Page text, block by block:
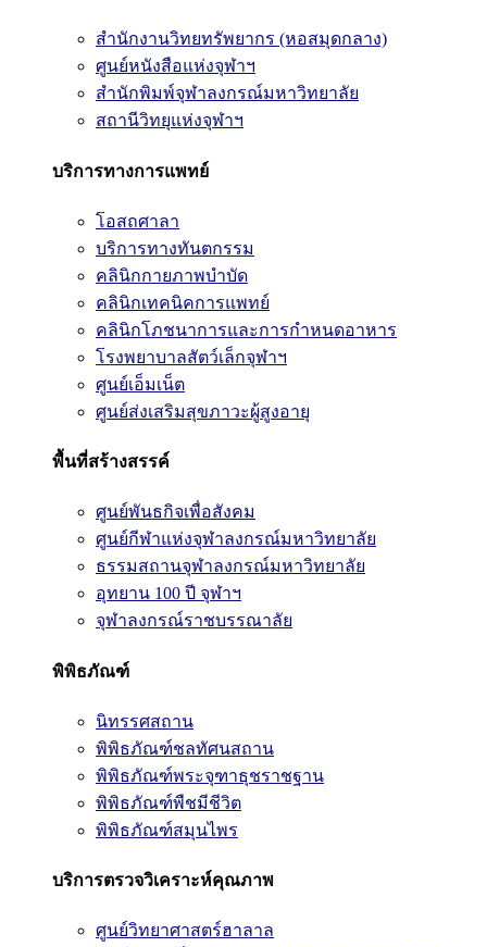
สำนักงานวิทยทรัพยากร (หอสมุดกลาง)
ศูนย์หนังสือแห่งจุฬาฯ
สำนักพิมพ์จุฬาลงกรณ์มหาวิทยาลัย
สถานีวิทยุแห่งจุฬาฯ
บริการทางการแพทย์
โอสถศาลา
บริการทางทันตกรรม
คลินิกกายภาพบำบัด
คลินิกเทคนิคการแพทย์
คลินิกโภชนาการและการกำหนดอาหาร
โรงพยาบาลสัตว์เล็กจุฬาฯ
ศูนย์เอ็มเน็ต
ศูนย์ส่งเสริมสุขภาวะผู้สูงอายุ
พื้นที่สร้างสรรค์
ศูนย์พันธกิจเพื่อสังคม
ศูนย์กีฬาแห่งจุฬาลงกรณ์มหาวิทยาลัย
ธรรมสถานจุฬาลงกรณ์มหาวิทยาลัย
อุทยาน 100 ปี จุฬาฯ
จุฬาลงกรณ์ราชบรรณาลัย
พิพิธภัณฑ์
นิทรรศสถาน
พิพิธภัณฑ์ชลทัศนสถาน
พิพิธภัณฑ์พระจุฑาธุชราชฐาน
พิพิธภัณฑ์พืชมีชีวิต
พิพิธภัณฑ์สมุนไพร
บริการตรวจวิเคราะห์คุณภาพ
ศูนย์วิทยาศาสตร์ฮาลาล